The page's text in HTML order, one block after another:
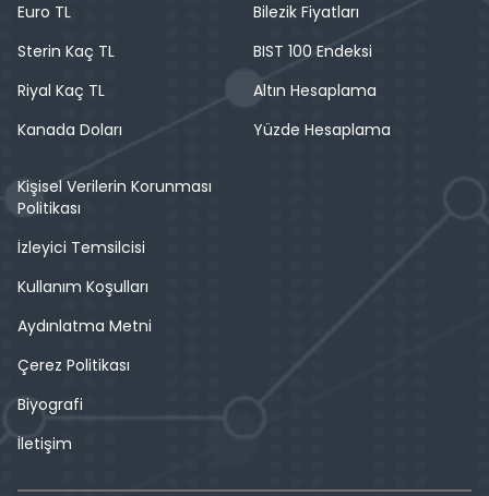
Euro TL
Sterin Kaç TL
Riyal Kaç TL
Kanada Doları
Bilezik Fiyatları
BIST 100 Endeksi
Altın Hesaplama
Yüzde Hesaplama
Kişisel Verilerin Korunması
Politikası
İzleyici Temsilcisi
Kullanım Koşulları
Aydınlatma Metni
Çerez Politikası
Biyografi
İletişim